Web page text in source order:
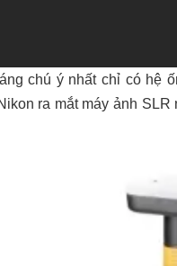
chú ý nhất chỉ có hệ
ra mắt máy ảnh